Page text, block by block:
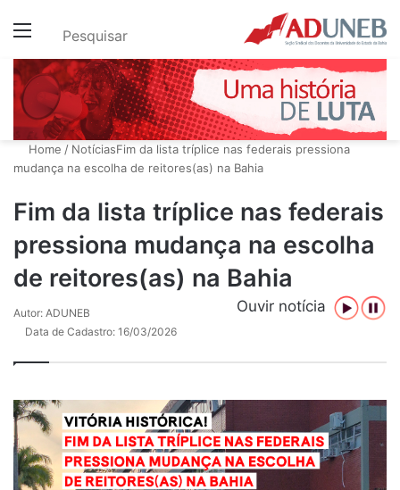
Menu Pesquisar
Home / NotíciasFim da lista tríplice nas federais pressiona
mudança na escolha de reitores(as) na Bahia
Fim da lista tríplice nas federais
pressiona mudança na escolha
de reitores(as) na Bahia
Ouvir notícia
Autor: ADUNEB
Data de Cadastro: 16/03/2026